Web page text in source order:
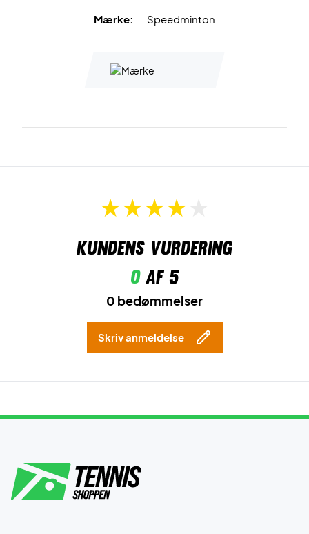
3 stk. Match Speeder
3 stk. Speedlights til spil i mørke
Mærke: Speedminton
Kundens vurdering
0af 5
0 bedømmelser
Skriv anmeldelse